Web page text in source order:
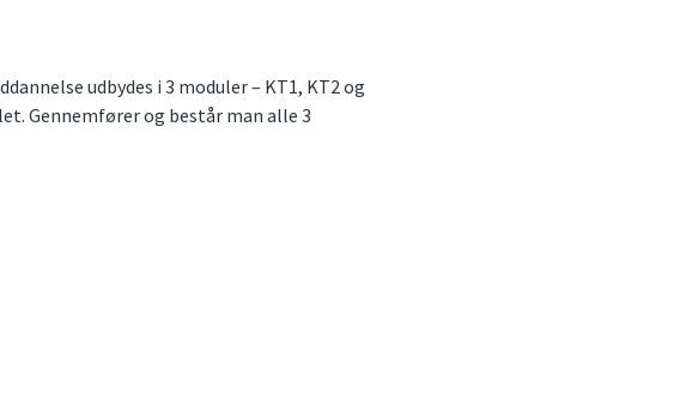
udbydes i 3 moduler – KT1, KT2 og
Gennemfører og består man alle 3